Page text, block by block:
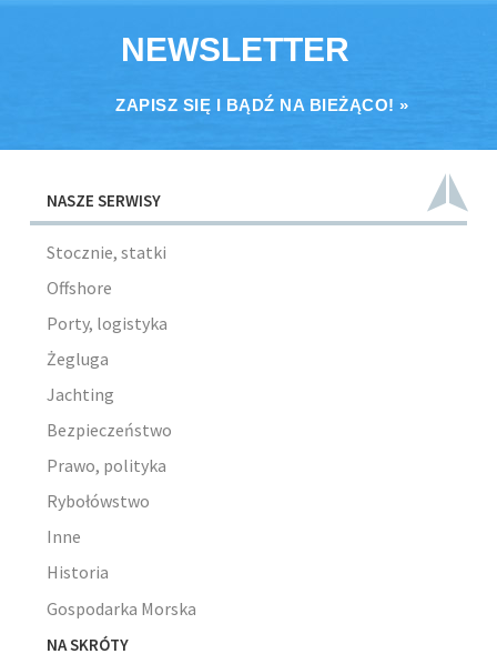
NEWSLETTER
ZAPISZ SIĘ I BĄDŹ NA BIEŻĄCO! »
NASZE SERWISY
Stocznie, statki
Offshore
Porty, logistyka
Żegluga
Jachting
Bezpieczeństwo
Prawo, polityka
Rybołówstwo
Inne
Historia
Gospodarka Morska
NA SKRÓTY